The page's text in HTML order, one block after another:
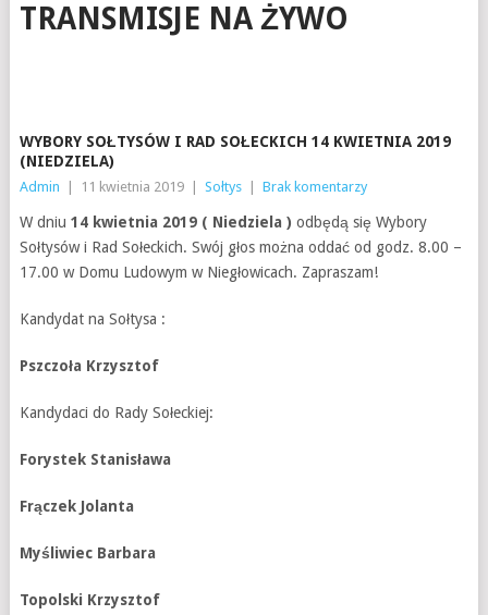
TRANSMISJE NA ŻYWO
WYBORY SOŁTYSÓW I RAD SOŁECKICH 14 KWIETNIA 2019
(NIEDZIELA)
Admin 11 kwietnia 2019 Sołtys Brak komentarzy
W dniu 14 kwietnia 2019 ( Niedziela ) odbędą się Wybory
Sołtysów i Rad Sołeckich. Swój głos można oddać od godz. 8.00 –
17.00 w Domu Ludowym w Niegłowicach. Zapraszam!
Kandydat na Sołtysa :
Pszczoła Krzysztof
Kandydaci do Rady Sołeckiej:
Forystek Stanisława
Frączek Jolanta
Myśliwiec Barbara
Topolski Krzysztof